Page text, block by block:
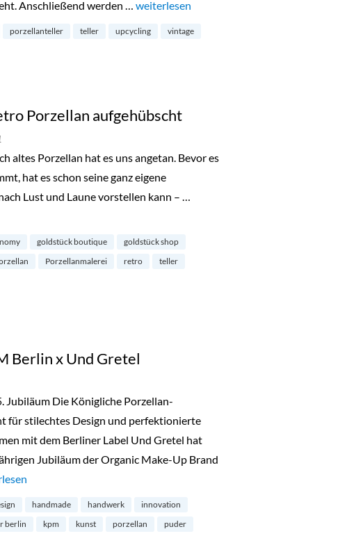
Anschließend werden … „Türchen 12: Porzellanteller von Boldish
weiterlesen
porzellanteller teller upcycling vintage
Porzellan aufgehübscht
altes Porzellan hat es uns angetan. Bevor es
hat es schon seine ganz eigene
Lust und Laune vorstellen kann – …
aufgehübscht“
goldstück boutique
goldstück shop
Porzellanmalerei retro
teller
Berlin x Und Gretel
Jubiläum Die Königliche Porzellan-
für stilechtes Design und perfektionierte
mit dem Berliner Label Und Gretel hat
Jubiläum der Organic Make-Up Brand
News: KPM Berlin x Und Gretel“
handmade handwerk
innovation
berlin
kpm kunst porzellan
puder